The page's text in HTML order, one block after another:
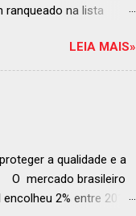
na lista
e diversificado da
em reconhecer
revelação da
LEIA MAIS»
a qualidade e a
O mercado brasileiro
2% entre 2019